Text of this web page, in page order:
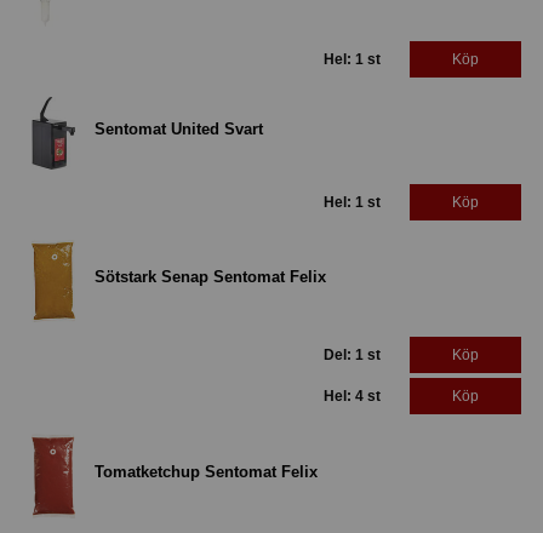
Hel: 1 st Köp
Sentomat United Svart
Hel: 1 st Köp
Sötstark Senap Sentomat Felix
Del: 1 st Köp
Hel: 4 st Köp
Tomatketchup Sentomat Felix